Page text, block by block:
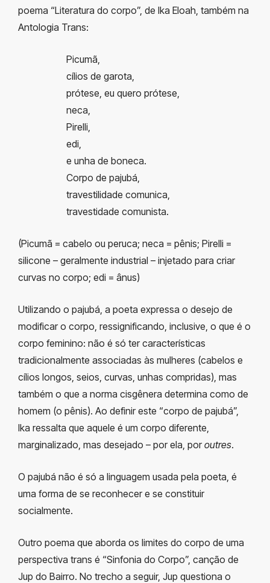
poema “Literatura do corpo”, de Ika Eloah, também na
Antologia Trans:
Picumã,
cílios de garota,
prótese, eu quero prótese,
neca,
Pirelli,
edi,
e unha de boneca.
Corpo de pajubá,
travestilidade comunica,
travestidade comunista.
(Picumã = cabelo ou peruca; neca = pênis; Pirelli =
silicone – geralmente industrial – injetado para criar
curvas no corpo; edi = ânus)
Utilizando o pajubá, a poeta expressa o desejo de
modificar o corpo, ressignificando, inclusive, o que é o
corpo feminino: não é só ter características
tradicionalmente associadas às mulheres (cabelos e
cílios longos, seios, curvas, unhas compridas), mas
também o que a norma cisgênera determina como de
homem (o pênis). Ao definir este “corpo de pajubá”,
Ika ressalta que aquele é um corpo diferente,
marginalizado, mas desejado – por ela, poroutres.
O pajubá não é só a linguagem usada pela poeta, é
uma forma de se reconhecer e se constituir
socialmente.
Outro poema que aborda os limites do corpo de uma
perspectiva trans é “Sinfonia do Corpo”, canção de
Jup do Bairro. No trecho a seguir, Jup questiona o